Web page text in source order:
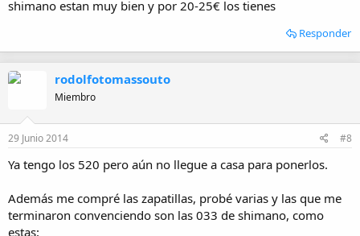
shimano estan muy bien y por 20-25€ los tienes
Responder
rodolfotomassouto
Miembro
29 Junio 2014 #8
Ya tengo los 520 pero aún no llegue a casa para ponerlos.
Además me compré las zapatillas, probé varias y las que me
terminaron convenciendo son las 033 de shimano, como
estas: